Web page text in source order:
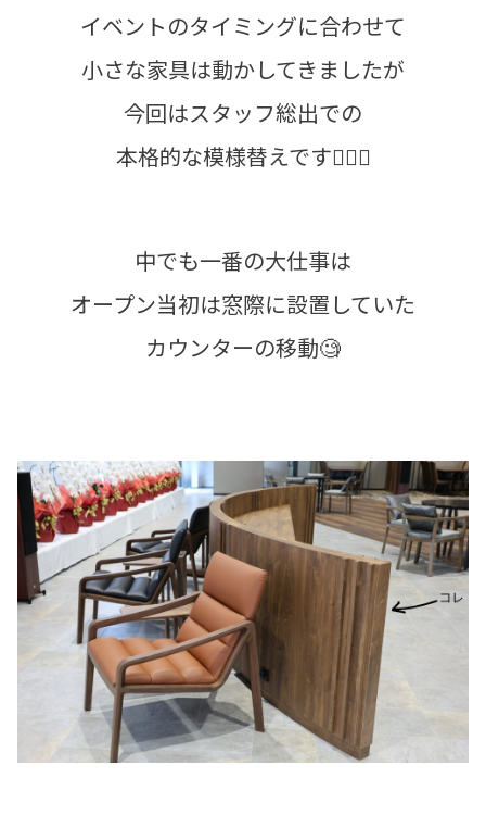
イベントのタイミングに合わせて
小さな家具は動かしてきましたが
今回はスタッフ総出での
本格的な模様替えです🙂‍↕️✨
中でも一番の大仕事は
オープン当初は窓際に設置していた
カウンターの移動🧐